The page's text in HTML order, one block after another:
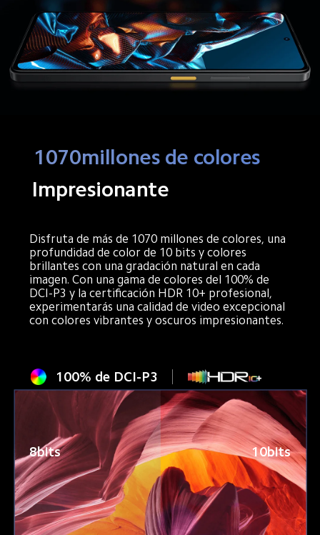
1070millones de colores
Impresionante
Disfruta de más de 1070 millones de colores, una
profundidad de color de 10 bits y colores
brillantes con una gradación natural en cada
imagen. Con una gama de colores del 100% de
DCI-P3 y la certificación HDR 10+ profesional,
experimentarás una calidad de video excepcional
con colores vibrantes y oscuros impresionantes.
100% de DCI-P3
8bits 10bits